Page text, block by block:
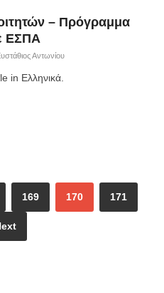
– Πρόγραμμα
ΕΣΠΑ
Αντωνίου
in Ελληνικά.
169 170 171